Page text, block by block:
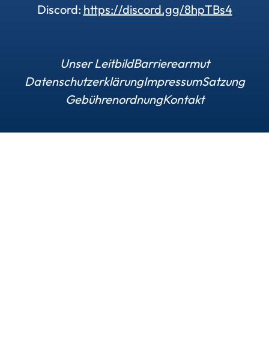
Discord: https://discord.gg/8hpTBs4
Unser LeitbildBarrierearmut
DatenschutzerklärungImpressumSatzung
GebührenordnungKontakt